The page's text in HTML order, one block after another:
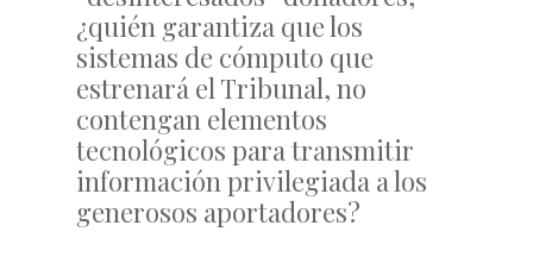
¿quién garantiza que los
sistemas de cómputo que
estrenará el Tribunal, no
contengan elementos
tecnológicos para transmitir
información privilegiada a los
generosos aportadores?